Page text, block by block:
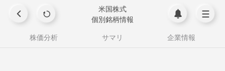
米国株式
個別銘柄情報
株価分析
サマリ 企業情報